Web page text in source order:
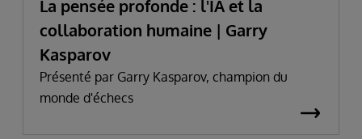
La pensée profonde : l'IA et la
collaboration humaine | Garry
Kasparov
Présenté par Garry Kasparov, champion du
monde d'échecs